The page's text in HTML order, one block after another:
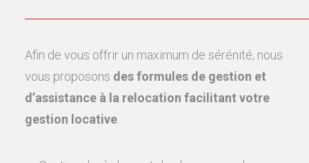
Afin de vous offrir un maximum de sérénité, nous
vous proposons des formules de gestion et
d’assistance à la relocation facilitant votre
gestion locative